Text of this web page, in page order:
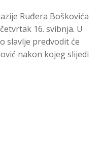
Ruđera Boškovića
16. svibnja. U
slavlje predvodit će
nakon kojeg slijedi